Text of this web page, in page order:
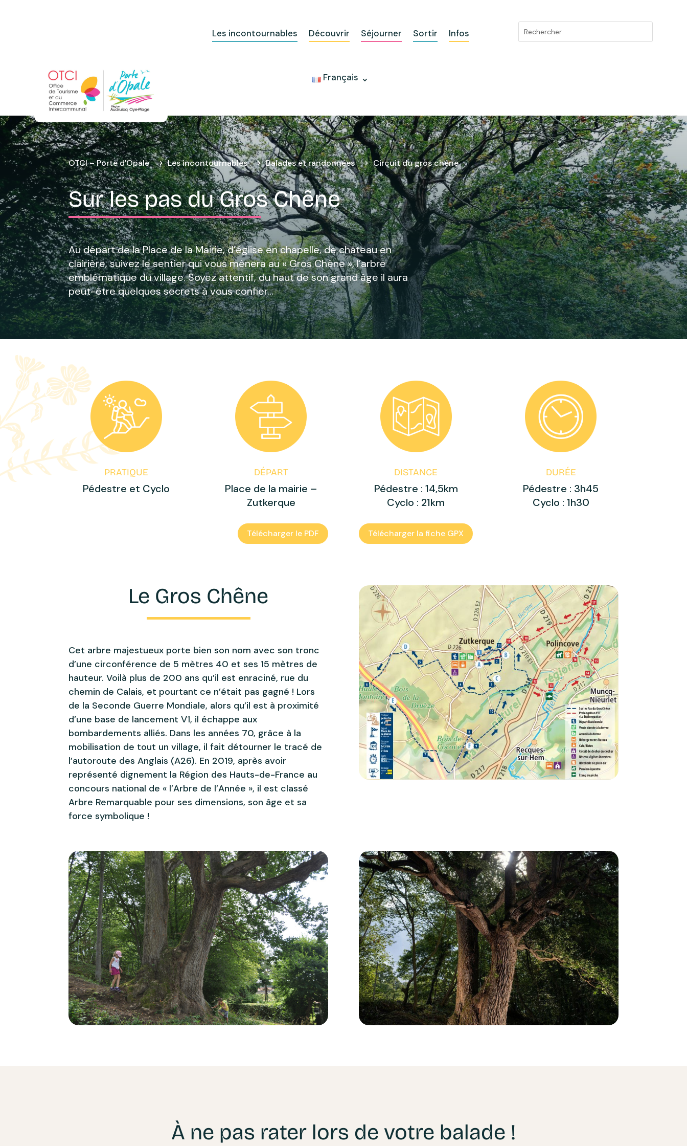
Les incontournables Découvrir Séjourner Sortir Infos
Français
OTCI – Porte d'Opale $ Les incontournables $ Balades et randonnées $ Circuit du gros chêne
Sur les pas du Gros Chêne
Au départ de la Place de la Mairie, d’église en chapelle, de château en
clairière, suivez le sentier qui vous mènera au « Gros Chêne », l’arbre
emblématique du village. Soyez attentif, du haut de son grand âge il aura
peut-être quelques secrets à vous confier…
PRATIQUE
Pédestre et Cyclo
DÉPART
Place de la mairie –
Zutkerque
DISTANCE
Pédestre : 14,5km
Cyclo : 21km
DURÉE
Pédestre : 3h45
Cyclo : 1h30
Télécharger le PDF Télécharger la fiche GPX
Le Gros Chêne
Cet arbre majestueux porte bien son nom avec son tronc
d’une circonférence de 5 mètres 40 et ses 15 mètres de
hauteur. Voilà plus de 200 ans qu’il est enraciné, rue du
chemin de Calais, et pourtant ce n’était pas gagné ! Lors
de la Seconde Guerre Mondiale, alors qu’il est à proximité
d’une base de lancement V1, il échappe aux
bombardements alliés. Dans les années 70, grâce à la
mobilisation de tout un village, il fait détourner le tracé de
l’autoroute des Anglais (A26). En 2019, après avoir
représenté dignement la Région des Hauts-de-France au
concours national de « l’Arbre de l’Année », il est classé
Arbre Remarquable pour ses dimensions, son âge et sa
force symbolique !
À ne pas rater lors de votre balade !